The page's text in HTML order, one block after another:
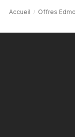
Accueil Offres